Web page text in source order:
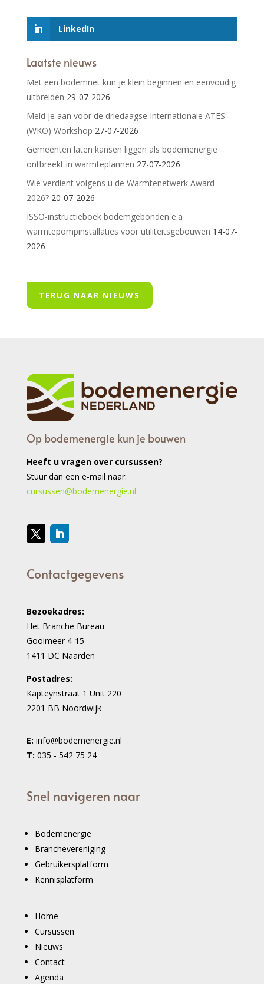
LinkedIn
Laatste nieuws
Met een bodemnet kun je klein beginnen en eenvoudig
uitbreiden 29-07-2026
Meld je aan voor de driedaagse Internationale ATES
(WKO) Workshop 27-07-2026
Gemeenten laten kansen liggen als bodemenergie
ontbreekt in warmteplannen 27-07-2026
Wie verdient volgens u de Warmtenetwerk Award
2026? 20-07-2026
ISSO-instructieboek bodemgebonden e.a
warmtepompinstallaties voor utiliteitsgebouwen 14-07-
2026
TERUG NAAR NIEUWS
Op bodemenergie kun je bouwen
Heeft u vragen over cursussen?
Stuur dan een e-mail naar:
cursussen@bodemenergie.nl
Contactgegevens
Bezoekadres:
Het Branche Bureau
Gooimeer 4-15
1411 DC Naarden
Postadres:
Kapteynstraat 1 Unit 220
2201 BB Noordwijk
E: info@bodemenergie.nl
T: 035 - 542 75 24
Snel navigeren naar
Bodemenergie
Branchevereniging
Gebruikersplatform
Kennisplatform
Home
Cursussen
Nieuws
Contact
Agenda